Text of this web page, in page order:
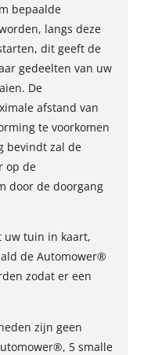
bepaalde
langs deze
dit geeft de
gedeelten van uw
De
afstand van
te voorkomen
bevindt zal de
op de
door de doorgang
uw tuin in kaart,
de Automower®
zodat er een
zijn geen
5 smalle